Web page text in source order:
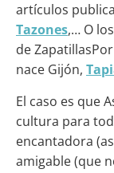
artículos
Tazones,… O
de
nace Gijón,
El caso es que
cultura para
encantadora
amigable (que